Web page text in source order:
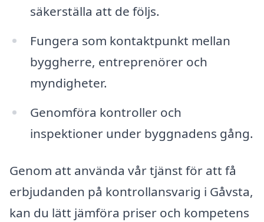
säkerställa att de följs.
Fungera som kontaktpunkt mellan
byggherre, entreprenörer och
myndigheter.
Genomföra kontroller och
inspektioner under byggnadens gång.
Genom att använda vår tjänst för att få
erbjudanden på kontrollansvarig i Gåvsta,
kan du lätt jämföra priser och kompetens